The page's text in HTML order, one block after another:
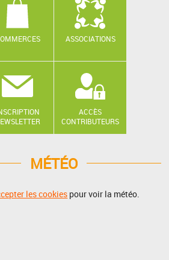
ASSOCIATIONS
ACCÈS
CONTRIBUTEURS
MÉTÉO
les cookies pour voir la météo.